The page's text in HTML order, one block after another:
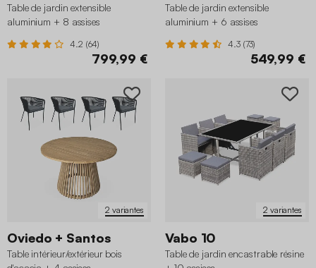
Table de jardin extensible
aluminium + 8 assises
4.2 (64)
799,99 €
Table de jardin extensible
aluminium + 6 assises
4.3 (73)
549,99 €
2 variantes
Oviedo + Santos
Table intérieur/extérieur bois
2 variantes
Vabo 10
Table de jardin encastrable résine